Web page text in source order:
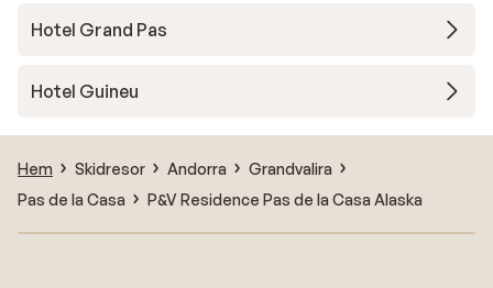
Hotel Grand Pas
Hotel Guineu
Hem Skidresor Andorra
Grandvalira
Pas de la Casa
P&V Residence Pas de la Casa Alaska